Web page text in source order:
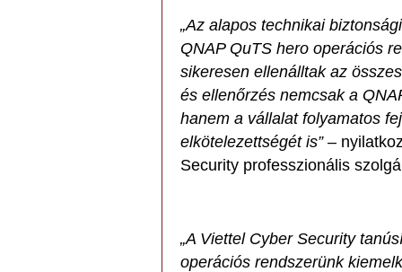
„Az alapos technikai
QNAP QuTS hero operációs
sikeresen ellenálltak az
és ellenőrzés nemcsak a
hanem a vállalat folyamatos
elkötelezettségét is”–
Security professzionális
„A Viettel Cyber Security
operációs rendszerünk